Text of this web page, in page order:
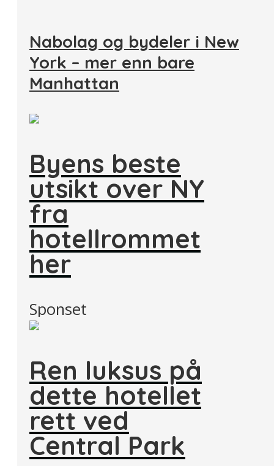
Nabolag og bydeler i New
York – mer enn bare
Manhattan
Byens beste
utsikt over NY
fra
hotellrommet
her
Sponset
Ren luksus på
dette hotellet
rett ved
Central Park